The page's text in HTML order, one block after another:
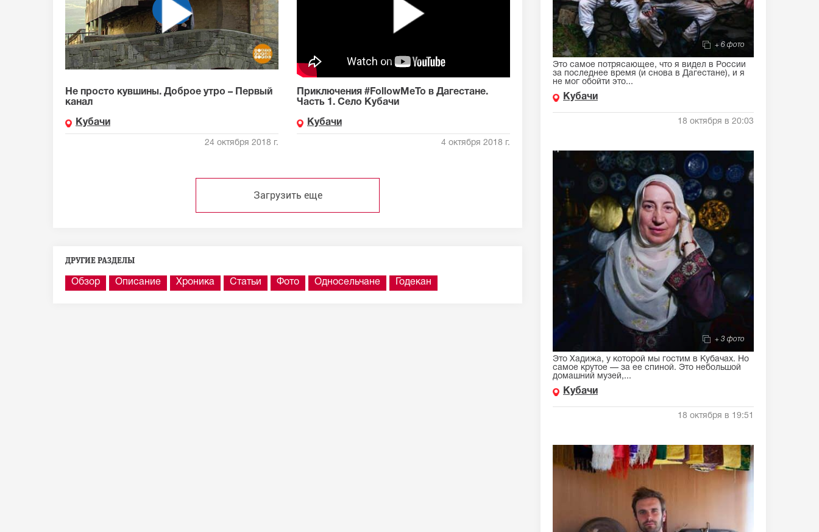
Не просто кувшины. Доброе утро – Первый
канал
Кубачи
24 октября 2018 г.
Приключения #FollowMeTo в Дагестане.
Часть 1. Село Кубачи
Кубачи
4 октября 2018 г.
Загрузить еще
ДРУГИЕ РАЗДЕЛЫ
Обзор Описание Хроника Статьи Фото Односельчане Годекан
+ 6 фото
Это самое потрясающее, что я видел в России
за последнее время (и снова в Дагестане), и я
не мог обойти это...
Кубачи
18 октября в 20:03
+ 3 фото
Это Хадижа, у которой мы гостим в Кубачах. Но
самое крутое — за ее спиной. Это небольшой
домашний музей,...
Кубачи
18 октября в 19:51